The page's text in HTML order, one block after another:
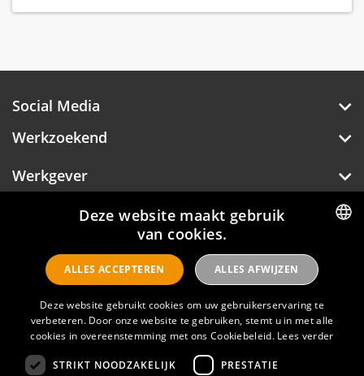
Social Media
Werkzoekend
Werkgever
Over Hotelprofessionals
Hotelprofessionals
FAQ
Privacyverklaring
DUTCH
ENGLISH
Deze website maakt gebruik
van cookies.
Deze website gebruikt cookies om uw gebruikerservaring te
verbeteren. Door onze website te gebruiken, stemt u in met alle
cookies in overeenstemming met ons Cookiebeleid. Lees verder
STRIKT NOODZAKELIJK PRESTATIE
ALLES ACCEPTEREN ALLES AFWIJZEN